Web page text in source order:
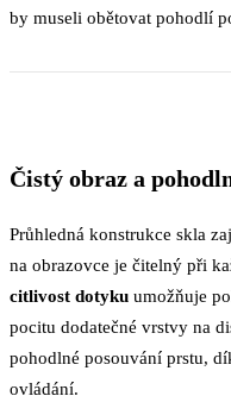
by museli obětovat pohodlí
Čistý obraz a
Průhledná konstrukce skla
na obrazovce je čitelný při
citlivost dotyku umožňuje
pocitu dodatečné vrstvy na
pohodlné posouvání prstu,
ovládání.